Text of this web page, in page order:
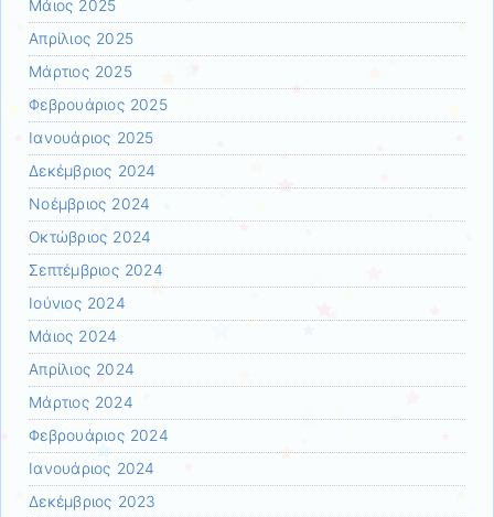
Μάιος 2025
Απρίλιος 2025
Μάρτιος 2025
Φεβρουάριος 2025
Ιανουάριος 2025
Δεκέμβριος 2024
Νοέμβριος 2024
Οκτώβριος 2024
Σεπτέμβριος 2024
Ιούνιος 2024
Μάιος 2024
Απρίλιος 2024
Μάρτιος 2024
Φεβρουάριος 2024
Ιανουάριος 2024
Δεκέμβριος 2023